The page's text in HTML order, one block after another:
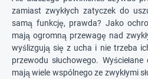
zamiast zwykłych zatyczek do
samą funkcję, prawda? Jako
mają ogromną przewagę nad
wyślizgują się z ucha i nie trzeba
przewodu słuchowego.
mają wiele wspólnego ze zwykłymi